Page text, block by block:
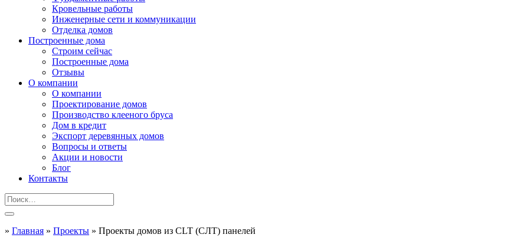
Кровельные работы
Инженерные сети и коммуникации
Отделка домов
Построенные дома
Строим сейчас
Построенные дома
Отзывы
О компании
О компании
Проектирование домов
Производство клееного бруса
Дом в кредит
Экспорт деревянных домов
Вопросы и ответы
Акции и новости
Блог
Контакты
» Главная » Проекты » Проекты домов из CLT (СЛТ) панелей